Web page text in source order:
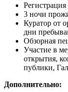
Регистрация
3 ночи
Куратор от
дни
Обзорная
Участие в
открытия,
публики,
Дополнительно: